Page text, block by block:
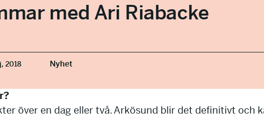
med Ari Riabacke
2018 Nyhet
över en dag eller två. Arkösund blir det definitivt och